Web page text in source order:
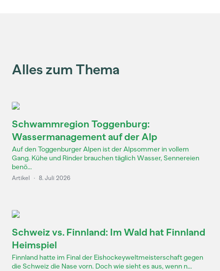
Alles zum Thema
Schwammregion Toggenburg:
Wassermanagement auf der Alp
Auf den Toggenburger Alpen ist der Alpsommer in vollem
Gang. Kühe und Rinder brauchen täglich Wasser, Sennereien
benö...
Artikel · 8. Juli 2026
Schweiz vs. Finnland: Im Wald hat Finnland
Heimspiel
Finnland hatte im Final der Eishockeyweltmeisterschaft gegen
die Schweiz die Nase vorn. Doch wie sieht es aus, wenn n...